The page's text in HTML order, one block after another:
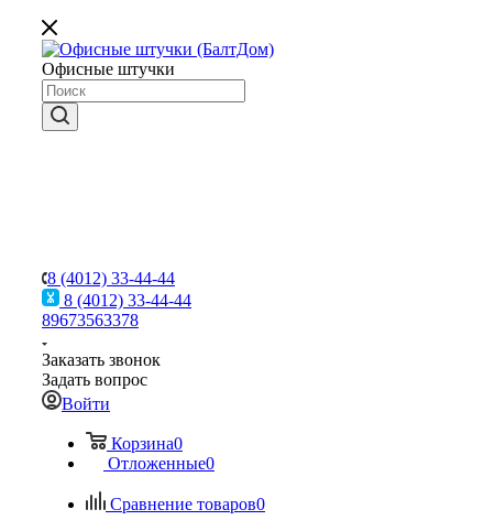
Офисные штучки
8 (4012) 33-44-44
8 (4012) 33-44-44
89673563378
Заказать звонок
Задать вопрос
Войти
Корзина0
Отложенные0
Сравнение товаров0